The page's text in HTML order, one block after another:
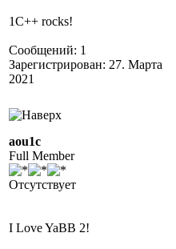
1C++ rocks!
Сообщений: 1
Зарегистрирован: 27. Марта
2021
aou1c
Full Member
Отсутствует
I Love YaBB 2!